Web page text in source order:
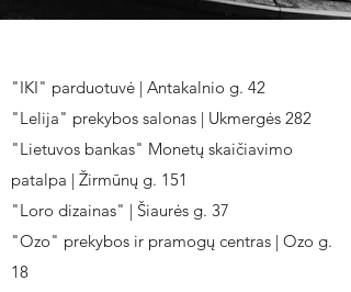
"IKI" parduotuvė | Antakalnio g. 42
"Lelija" prekybos salonas | Ukmergės 282
"Lietuvos bankas" Monetų skaičiavimo
patalpa | Žirmūnų g. 151
"Loro dizainas" | Šiaurės g. 37
"Ozo" prekybos ir pramogų centras | Ozo g.
18